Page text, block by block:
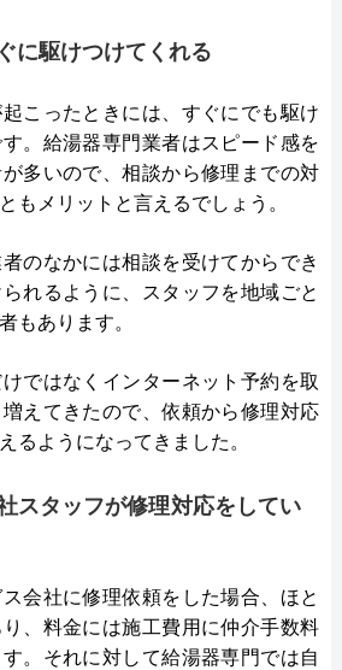
に駆けつけてくれる
こったときには、すぐにでも駆け
。給湯器専門業者はスピード感を
多いので、相談から修理までの対
もメリットと言えるでしょう。
のなかには相談を受けてからでき
れるように、スタッフを地域ごと
もあります。
ではなくインターネット予約を取
えてきたので、依頼から修理対応
るようになってきました。
スタッフが修理対応をしてい
会社に修理依頼をした場合、ほと
、料金には施工費用に仲介手数料
。それに対して給湯器専門では自